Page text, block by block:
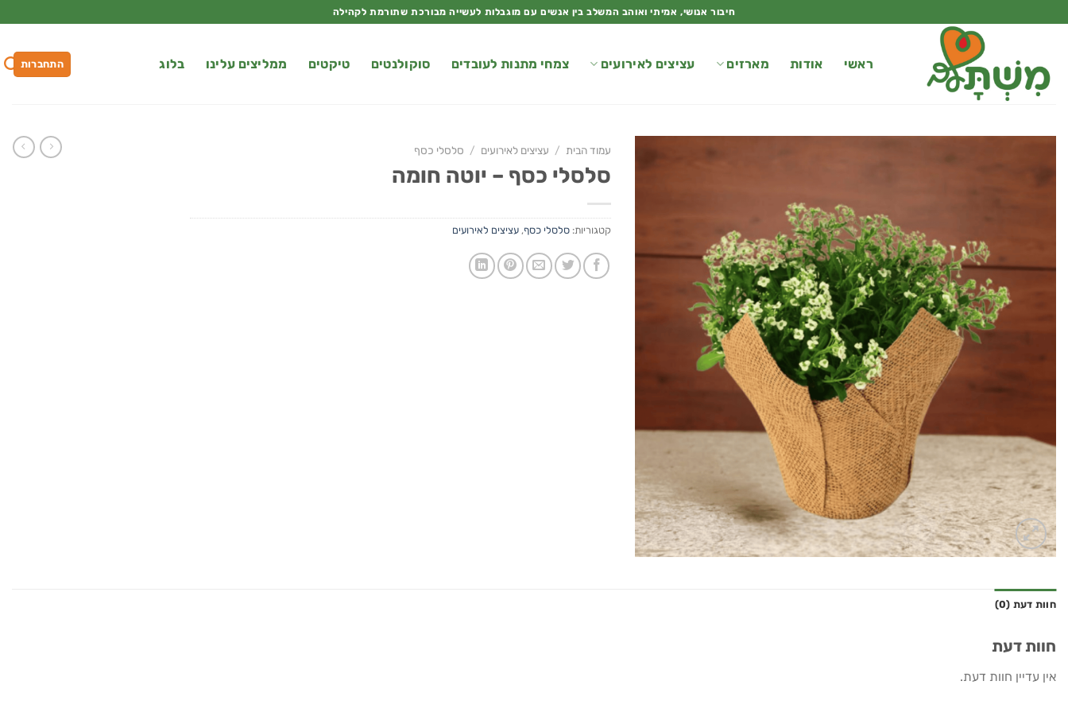
to
חיבור אנושי, אמיתי ואוהב המשלב בין אנשים עם מוגבלות לעשייה מבורכת שתורמת לקהילה
ראשי אודות מארזים עציצים לאירועים צמחי מתנות לעובדים סוקולנטים טיקטים ממליצים עלינו בלוג התחברות
עמוד הבית / עציצים לאירועים / סלסלי כסף
סלסלי כסף – יוטה חומה
קטגוריות: סלסלי כסף, עציצים לאירועים
חוות דעת (0)
חוות דעת
אין עדיין חוות דעת.